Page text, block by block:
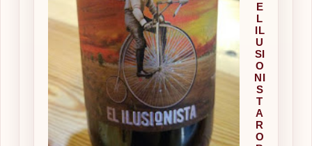
E
L
IL
U
SI
O
NI
S
T
A
R
O